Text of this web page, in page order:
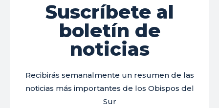
Suscríbete al
boletín de
noticias
Recibirás semanalmente un resumen de las
noticias más importantes de los Obispos del
Sur